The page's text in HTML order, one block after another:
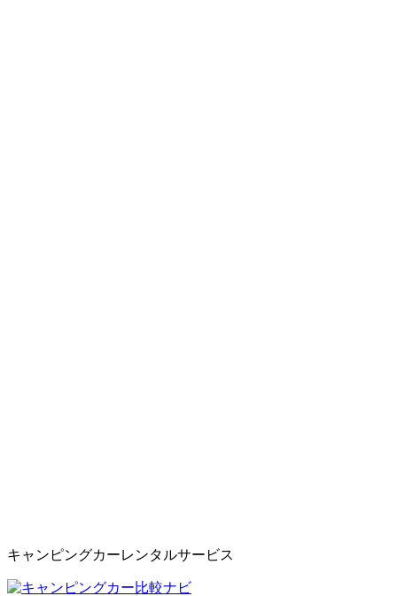
キャンピングカーレンタルサービス